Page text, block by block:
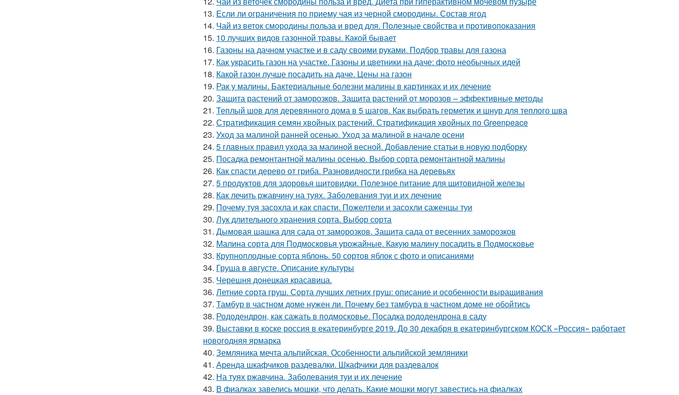
13. Если ли ограничения по приему чая из черной смородины. Состав ягод
14. Чай из веток смородины польза и вред для. Полезные свойства и противопоказания
15. 10 лучших видов газонной травы. Какой бывает
16. Газоны на дачном участке и в саду своими руками. Подбор травы для газона
17. Как украсить газон на участке. Газоны и цветники на даче: фото необычных идей
18. Какой газон лучше посадить на даче. Цены на газон
19. Рак у малины. Бактериальные болезни малины в картинках и их лечение
20. Защита растений от заморозков. Защита растений от морозов – эффективные методы
21. Теплый шов для деревянного дома в 5 шагов. Как выбрать герметик и шнур для теплого шва
22. Стратификация семян хвойных растений. Стратификация хвойных по Greenpeace
23. Уход за малиной ранней осенью. Уход за малиной в начале осени
24. 5 главных правил ухода за малиной весной. Добавление статьи в новую подборку
25. Посадка ремонтантной малины осенью. Выбор сорта ремонтантной малины
26. Как спасти дерево от гриба. Разновидности грибка на деревьях
27. 5 продуктов для здоровья щитовидки. Полезное питание для щитовидной железы
28. Как лечить ржавчину на туях. Заболевания туи и их лечение
29. Почему туя засохла и как спасти. Пожелтели и засохли саженцы туи
30. Лук длительного хранения сорта. Выбор сорта
31. Дымовая шашка для сада от заморозков. Защита сада от весенних заморозков
32. Малина сорта для Подмосковья урожайные. Какую малину посадить в Подмосковье
33. Крупноплодные сорта яблонь. 50 сортов яблок с фото и описаниями
34. Груша в августе. Описание культуры
35. Черешня донецкая красавица.
36. Летние сорта груш. Сорта лучших летних груш: описание и особенности выращивания
37. Тамбур в частном доме нужен ли. Почему без тамбура в частном доме не обойтись
38. Рододендрон, как сажать в подмосковье. Посадка рододендрона в саду
39. Выставки в коске россия в екатеринбурге 2019. До 30 декабря в екатеринбургском КОСК «Россия» работает
новогодняя ярмарка
40. Земляника мечта альпийская. Особенности альпийской земляники
41. Аренда шкафчиков раздевалки. Шкафчики для раздевалок
42. На туях ржавчина. Заболевания туи и их лечение
43. В фиалках завелись мошки, что делать. Какие мошки могут завестись на фиалках